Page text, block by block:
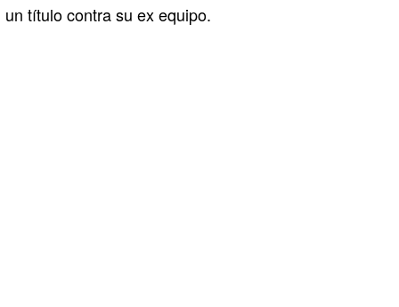
un título contra su ex equipo.